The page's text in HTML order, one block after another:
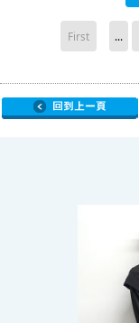
First ...